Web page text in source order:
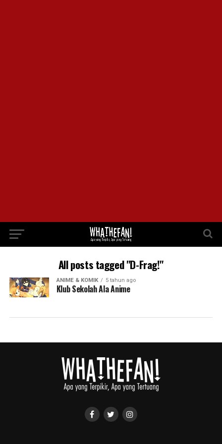
All posts tagged "D-Frag!"
ANIME & KOMIK 5 tahun ago
Klub Sekolah Ala Anime